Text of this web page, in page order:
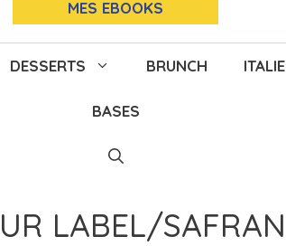
MES EBOOKS
DESSERTS BRUNCH ITALIE
BASES
LABEL/SAFRAN